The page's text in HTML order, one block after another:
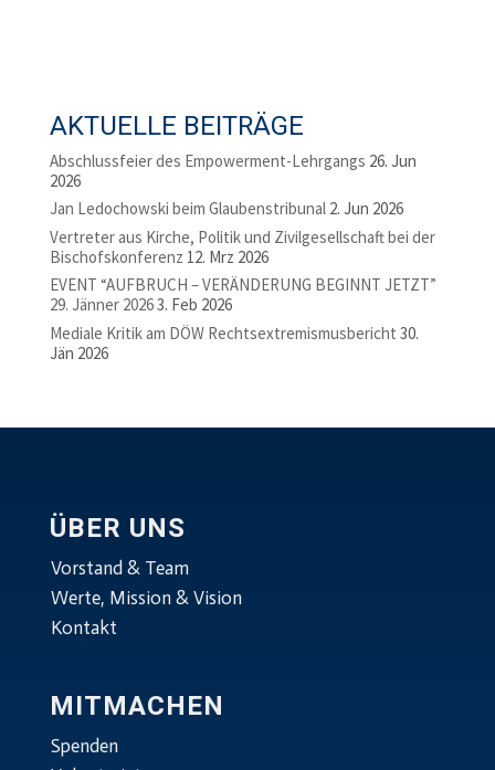
AKTUELLE BEITRÄGE
Abschlussfeier des Empowerment-Lehrgangs 26. Jun
2026
Jan Ledochowski beim Glaubenstribunal 2. Jun 2026
Vertreter aus Kirche, Politik und Zivilgesellschaft bei der
Bischofskonferenz 12. Mrz 2026
EVENT “AUFBRUCH – VERÄNDERUNG BEGINNT JETZT”
29. Jänner 20263. Feb 2026
Mediale Kritik am DÖW Rechtsextremismusbericht 30.
Jän 2026
ÜBER UNS
Vorstand & Team
Werte, Mission & Vision
Kontakt
MITMACHEN
Spenden